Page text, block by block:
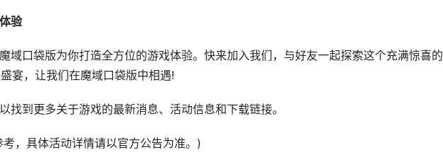
验
口袋版为你打造全方位的游戏体验。快来加入我们，与好友一起探索这个充满惊喜的
宴，让我们在魔域口袋版中相遇!
到更多关于游戏的最新消息、活动信息和下载链接。
具体活动详情请以官方公告为准。)